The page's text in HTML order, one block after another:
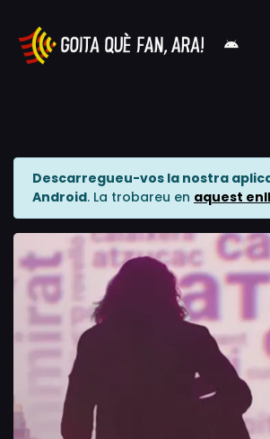
Descarregueu-vos la nostra
Android. La trobareu en aquest